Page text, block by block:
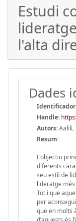
Estudi
l'alta
Dades
Handle:
Autors:Aalili,
Resum:
L'objectiu
diferents
seu estil de
lideratge
Tot i que
per
que en molts